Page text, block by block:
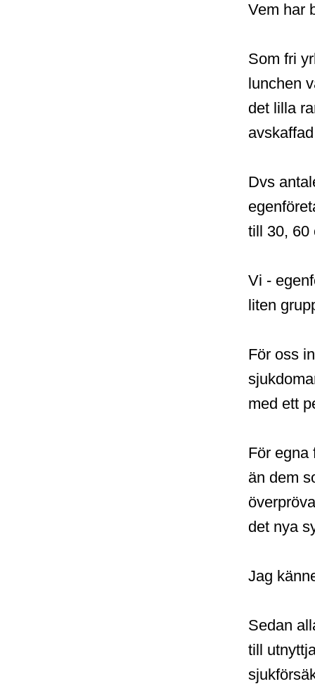
Vem har
Som fri
lunchen
det lilla
Dvs
till 30, 60
Vi -
liten
För oss
med ett
För egna
än dem
det nya
Jag
Sedan
till